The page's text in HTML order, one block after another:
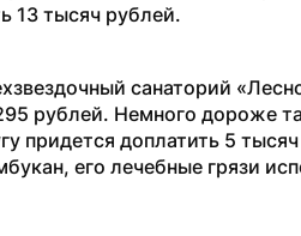
13 тысяч рублей.
санаторий
рублей. Немного дороже
придется доплатить 5
его лечебные грязи